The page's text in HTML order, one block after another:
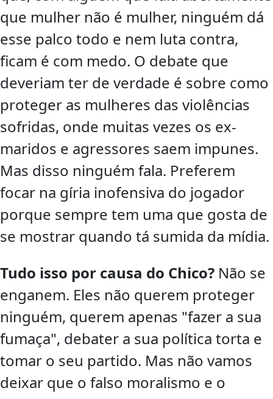
que mulher não é mulher, ninguém dá
esse palco todo e nem luta contra,
ficam é com medo. O debate que
deveriam ter de verdade é sobre como
proteger as mulheres das violências
sofridas, onde muitas vezes os ex-
maridos e agressores saem impunes.
Mas disso ninguém fala. Preferem
focar na gíria inofensiva do jogador
porque sempre tem uma que gosta de
se mostrar quando tá sumida da mídia.
Tudo isso por causa do Chico? Não se
enganem. Eles não querem proteger
ninguém, querem apenas "fazer a sua
fumaça", debater a sua política torta e
tomar o seu partido. Mas não vamos
deixar que o falso moralismo e o